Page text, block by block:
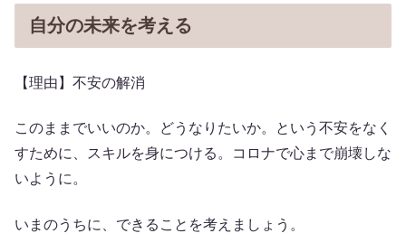
自分の未来を考える
【理由】不安の解消
このままでいいのか。どうなりたいか。という不安をなく
すために、スキルを身につける。コロナで心まで崩壊しな
いように。
いまのうちに、できることを考えましょう。